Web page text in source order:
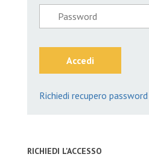
Accedi
Richiedi recupero password
RICHIEDI L'ACCESSO